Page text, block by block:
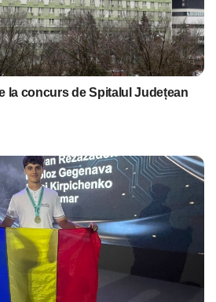
la concurs de Spitalul Județean